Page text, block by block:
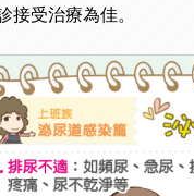
接受治療為佳。